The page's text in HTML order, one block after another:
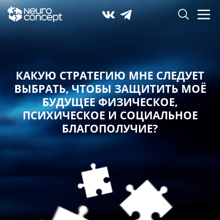
КАКУЮ СТРАТЕГИЮ МНЕ СЛЕДУЕТ
ВЫБРАТЬ,ЧТОБЫ ЗАЩИТИТЬ МОЁ
БУДУЩЕЕ ФИЗИЧЕСКОЕ,
ПСИХИЧЕСКОЕ И СОЦИАЛЬНОЕ
БЛАГОПОЛУЧИЕ?